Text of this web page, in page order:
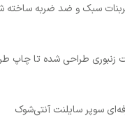
سبک و ضد ضربه ساخته
زنبوری طراحی شده تا
سوپر سایلنت آنتی‌شوک